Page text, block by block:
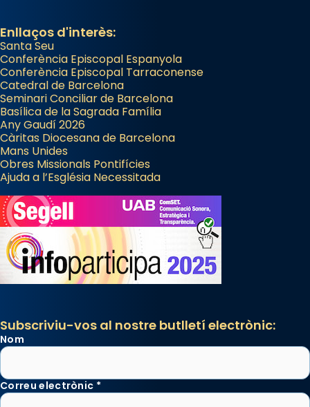
Enllaços d'interès:
Santa Seu
Conferència Episcopal Espanyola
Conferència Episcopal Tarraconense
Catedral de Barcelona
Seminari Conciliar de Barcelona
Basílica de la Sagrada Família
Any Gaudí 2026
Càritas Diocesana de Barcelona
Mans Unides
Obres Missionals Pontifícies
Ajuda a l’Església Necessitada
Subscriviu-vos al nostre butlletí electrònic:
Nom
Correu electrònic *